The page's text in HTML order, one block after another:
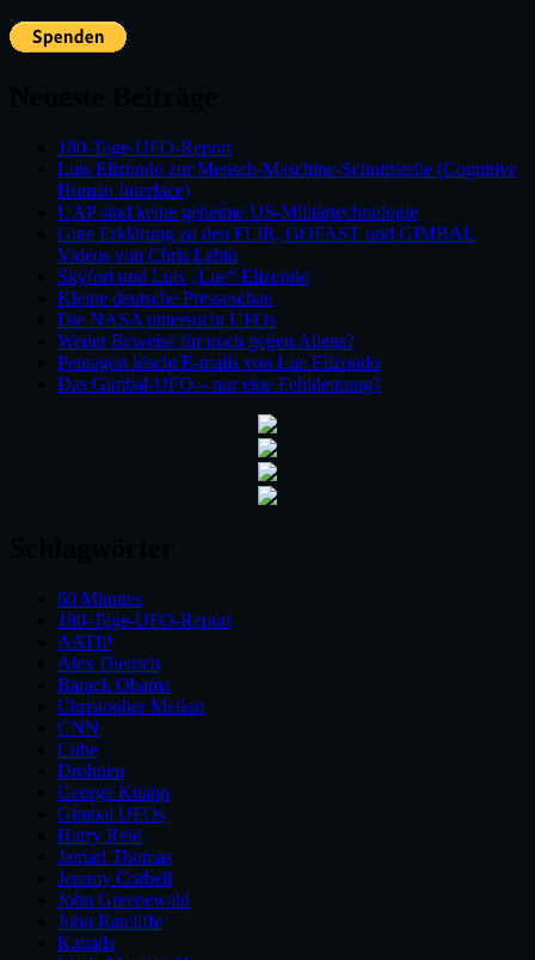
180-Tage-UFO-Report
Luis Elizondo zur Mensch-Maschine-Schnittstelle (Cognitive
Human Interface)
UAP sind keine geheime US-Militärtechnologie
Gute Erklärung zu den FLIR, GOFAST und GIMBAL
Videos von Chris Lehto
Skyfort und Luis „Lue“ Elizondo
Kleine deutsche Presseschau
Die NASA untersucht UFOs
Weder Beweise für noch gegen Aliens?
Pentagon löscht E-mails von Lue Elizondo
Das Gimbal-UFO – nur eine Fehldeutung?
60 Minutes
180-Tage-UFO-Report
AATIP
Alex Dietrich
Barack Obama
Christopher Mellon
CNN
Cube
Drohnen
George Knapp
Gimbal UFOs
Harry Reid
Jamarl Thomas
Jeremy Corbell
John Greenewald
John Ratcliffe
Kanada